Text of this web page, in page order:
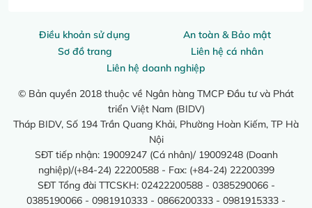
Điều khoản sử dụng
An toàn & Bảo mật
Sơ đồ trang
Liên hệ cá nhân
Liên hệ doanh nghiệp
© Bản quyền 2018 thuộc về Ngân hàng TMCP Đầu tư và Phát
triển Việt Nam (BIDV)
Tháp BIDV, Số 194 Trần Quang Khải, Phường Hoàn Kiếm, TP Hà
Nội
SĐT tiếp nhận: 19009247 (Cá nhân)/ 19009248 (Doanh
nghiệp)/(+84-24) 22200588 - Fax: (+84-24) 22200399
SĐT Tổng đài TTCSKH: 02422200588 - 0385290066 -
0385190066 - 0981910333 - 0866200333 - 0981915333 -